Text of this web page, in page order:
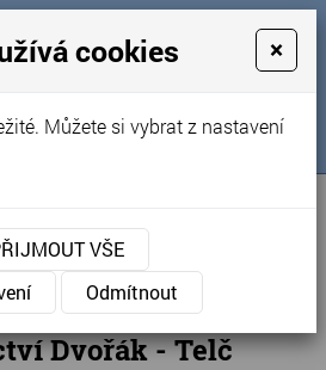
podmínky
Kontakty
kamenictví
nás na FB
obchod
Dvořák - Telč
cookies ×
Můžete si vybrat z nastavení
VŠE
Odmítnout